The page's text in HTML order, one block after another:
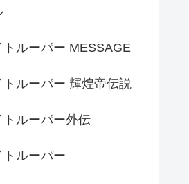
ルーパー MESSAGE
ルーパー 輝煌帝伝説
ルーパー外伝
ルーパー